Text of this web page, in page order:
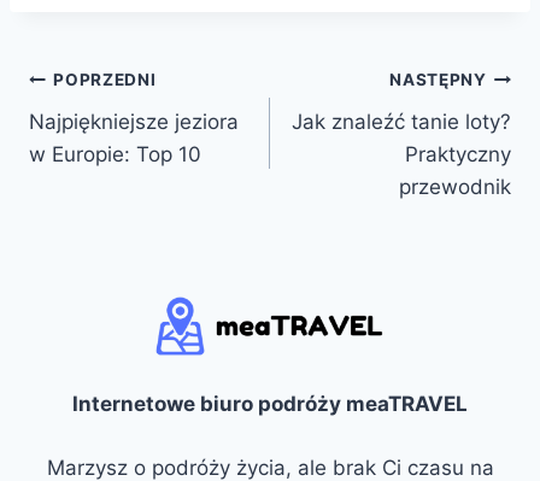
Nawigacja
wpisu
POPRZEDNI
Najpiękniejsze jeziora
w Europie: Top 10
NASTĘPNY
Jak znaleźć tanie loty?
Praktyczny
przewodnik
Internetowe biuro podróży meaTRAVEL
Marzysz o podróży życia, ale brak Ci czasu na